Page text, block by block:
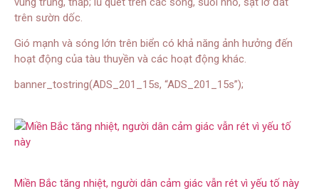
trên sườn dốc.
Gió mạnh và sóng lớn trên biển có khả năng ảnh hưởng đến
hoạt động của tàu thuyền và các hoạt động khác.
banner_tostring(ADS_201_15s, “ADS_201_15s”);
Miền Bắc tăng nhiệt, người dân cảm giác vẫn rét vì yếu tố này